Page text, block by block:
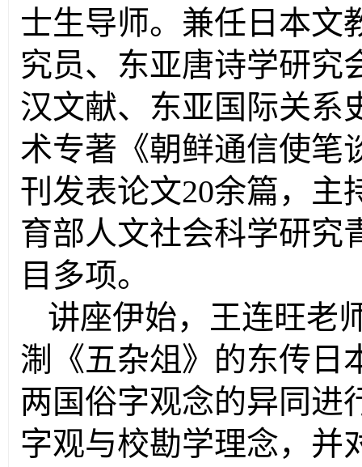
士生导师。兼任日本文
究员、东亚唐诗学研究
汉文献、东亚国际关系
术专著《朝鲜通信使笔
刊发表论文20余篇，主
育部人文社会科学研究
目多项。
讲座伊始，王连旺老
淛《五杂俎》的东传日
两国俗字观念的异同进
字观与校勘学理念，并